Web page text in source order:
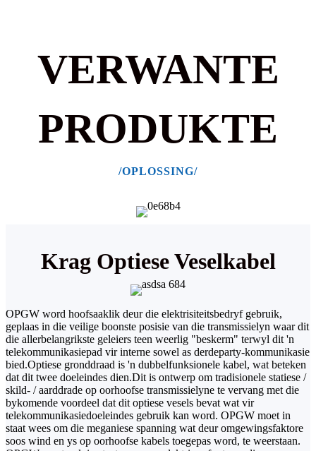
VERWANTE
PRODUKTE
/OPLOSSING/
Krag Optiese Veselkabel
OPGW word hoofsaaklik deur die elektrisiteitsbedryf gebruik,
geplaas in die veilige boonste posisie van die transmissielyn waar dit
die allerbelangrikste geleiers teen weerlig "beskerm" terwyl dit 'n
telekommunikasiepad vir interne sowel as derdeparty-kommunikasie
bied.Optiese gronddraad is 'n dubbelfunksionele kabel, wat beteken
dat dit twee doeleindes dien.Dit is ontwerp om tradisionele statiese /
skild- / aarddrade op oorhoofse transmissielyne te vervang met die
bykomende voordeel dat dit optiese vesels bevat wat vir
telekommunikasiedoeleindes gebruik kan word. OPGW moet in
staat wees om die meganiese spanning wat deur omgewingsfaktore
soos wind en ys op oorhoofse kabels toegepas word, te weerstaan.